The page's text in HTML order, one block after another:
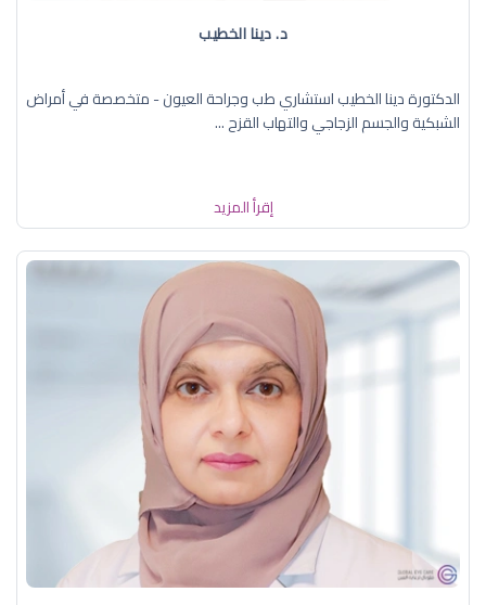
د. دينا الخطيب
الدكتورة دينا الخطيب استشاري طب وجراحة العيون - متخصصة في أمراض
الشبكية والجسم الزجاجي والتهاب القزح ...
إقرأ المزيد